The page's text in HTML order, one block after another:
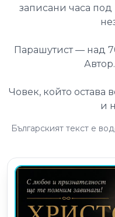
записани часа под
Парашутист — над
Човек, който остава
и
Българският текст е